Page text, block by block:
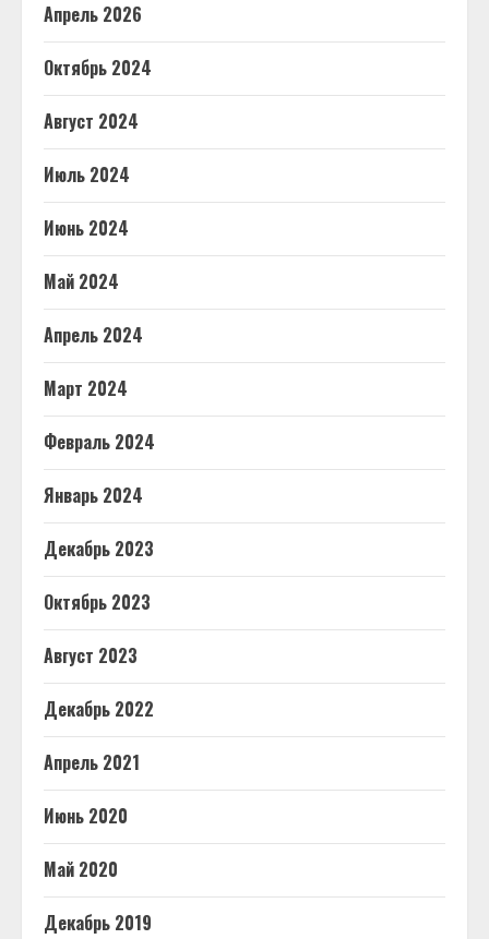
Апрель 2026
Октябрь 2024
Август 2024
Июль 2024
Июнь 2024
Май 2024
Апрель 2024
Март 2024
Февраль 2024
Январь 2024
Декабрь 2023
Октябрь 2023
Август 2023
Декабрь 2022
Апрель 2021
Июнь 2020
Май 2020
Декабрь 2019